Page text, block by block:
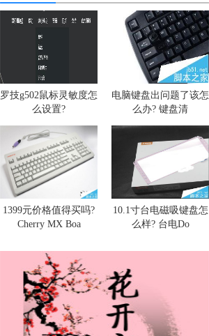
罗技g502鼠标灵敏度怎
么设置?
电脑键盘出问题了该怎
么办? 键盘清
1399元价格值得买吗?
Cherry MX Boa
10.1寸台电磁吸键盘怎
么样? 台电Do